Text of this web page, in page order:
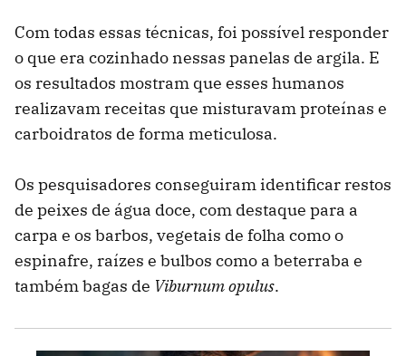
Com todas essas técnicas, foi possível responder
o que era cozinhado nessas panelas de argila. E
os resultados mostram que esses humanos
realizavam receitas que misturavam proteínas e
carboidratos de forma meticulosa.
Os pesquisadores conseguiram identificar restos
de peixes de água doce, com destaque para a
carpa e os barbos, vegetais de folha como o
espinafre, raízes e bulbos como a beterraba e
também bagas de Viburnum opulus.